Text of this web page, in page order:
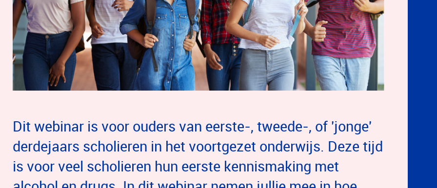
Dit webinar is voor ouders van eerste-, tweede-, of 'jonge'
derdejaars scholieren in het voortgezet onderwijs. Deze tijd
is voor veel scholieren hun eerste kennismaking met